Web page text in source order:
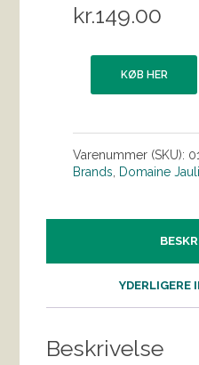
kr.149.00
KØB HER
Varenummer (SKU):
Brands
Domaine
YDERLIGERE
Beskrivelse